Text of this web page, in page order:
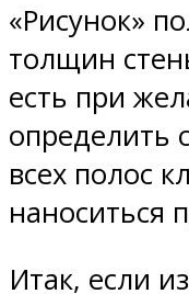
«Рисунок»
толщин
есть при
определить
всех полос
наноситься
Итак, если